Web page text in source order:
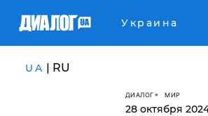
Украина
UA | RU
ДИАЛОГ МИР
28 октября